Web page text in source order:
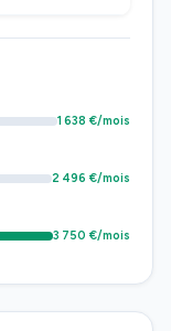
1 638 €/mois
2 496 €/mois
3 750 €/mois